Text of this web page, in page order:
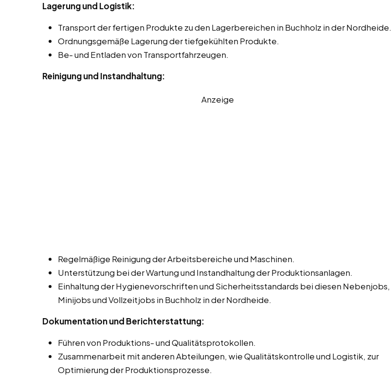
Lagerung und Logistik:
Transport der fertigen Produkte zu den Lagerbereichen in Buchholz in der Nordheide.
Ordnungsgemäße Lagerung der tiefgekühlten Produkte.
Be- und Entladen von Transportfahrzeugen.
Reinigung und Instandhaltung:
Anzeige
Regelmäßige Reinigung der Arbeitsbereiche und Maschinen.
Unterstützung bei der Wartung und Instandhaltung der Produktionsanlagen.
Einhaltung der Hygienevorschriften und Sicherheitsstandards bei diesen Nebenjobs,
Minijobs und Vollzeitjobs in Buchholz in der Nordheide.
Dokumentation und Berichterstattung:
Führen von Produktions- und Qualitätsprotokollen.
Zusammenarbeit mit anderen Abteilungen, wie Qualitätskontrolle und Logistik, zur
Optimierung der Produktionsprozesse.